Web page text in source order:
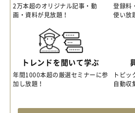
2万本超のオリジナル記事・動
画・資料が見放題！
登録料
使い放
トレンドを聞いて学ぶ
年間1000本超の厳選セミナーに参
加し放題！
トピッ
自動収